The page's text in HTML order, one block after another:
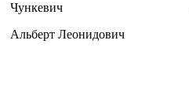
Чункевич
Альберт Леонидович